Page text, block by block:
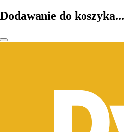
Dodawanie do koszyka...